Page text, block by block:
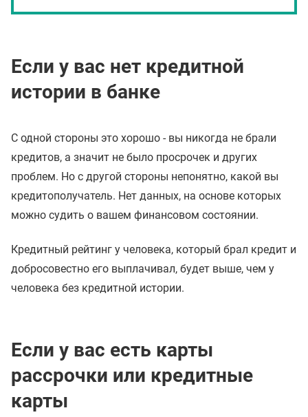
Если у вас нет кредитной
истории в банке
С одной стороны это хорошо - вы никогда не брали
кредитов, а значит не было просрочек и других
проблем. Но с другой стороны непонятно, какой вы
кредитополучатель. Нет данных, на основе которых
можно судить о вашем финансовом состоянии.
Кредитный рейтинг у человека, который брал кредит и
добросовестно его выплачивал, будет выше, чем у
человека без кредитной истории.
Если у вас есть карты
рассрочки или кредитные
карты